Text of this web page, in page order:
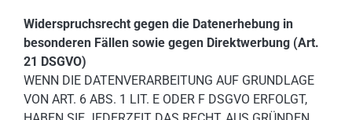
Widerspruchsrecht gegen die Datenerhebung in
besonderen Fällen sowie gegen Direktwerbung (Art.
21 DSGVO)
WENN DIE DATENVERARBEITUNG AUF GRUNDLAGE
VON ART. 6 ABS. 1 LIT. E ODER F DSGVO ERFOLGT,